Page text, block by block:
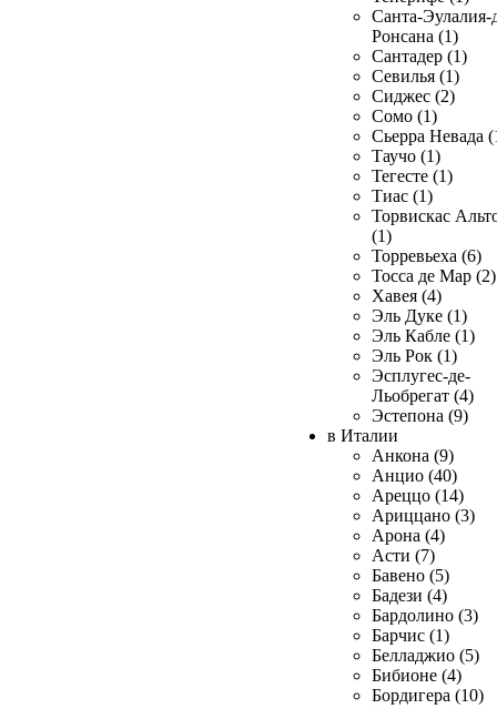
Санта-Эулалия-
Ронсана (1)
Сантадер (1)
Севилья (1)
Сиджес (2)
Сомо (1)
Сьерра Невада
Таучо (1)
Тегесте (1)
Тиас (1)
Торвискас
(1)
Торревьеха (6)
Тосса де Мар (2)
Хавея (4)
Эль Дуке (1)
Эль Кабле (1)
Эль Рок (1)
Эсплугес-де-
Льобрегат (4)
Эстепона (9)
в Италии
Анкона (9)
Анцио (40)
Ареццо (14)
Ариццано (3)
Арона (4)
Асти (7)
Бавено (5)
Бадези (4)
Бардолино (3)
Барчис (1)
Белладжио (5)
Бибионе (4)
Бордигера (10)